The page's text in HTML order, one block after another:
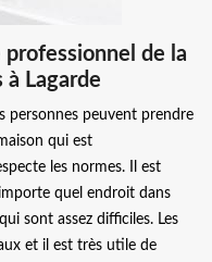
professionnel de la
à Lagarde
personnes peuvent prendre
qui est
les normes. Il est
quel endroit dans
sont assez difficiles. Les
et il est très utile de